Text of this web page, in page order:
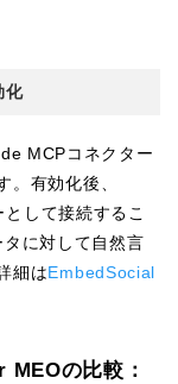
化
MCPコネクター
。有効化後、
して接続するこ
に対して自然言
細はEmbedSocial
の比較：